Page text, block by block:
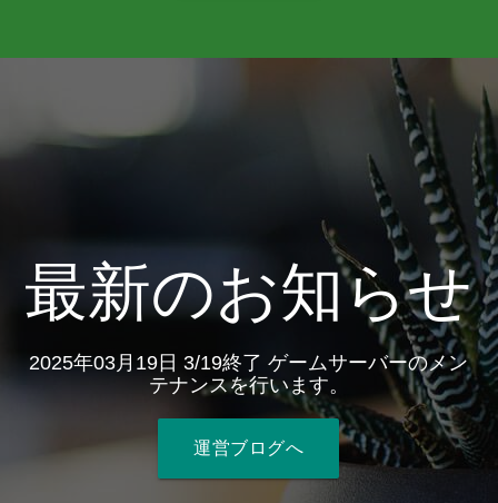
最新のお知らせ
2025年03月19日 3/19終了 ゲームサーバーのメン
テナンスを行います。
運営ブログへ